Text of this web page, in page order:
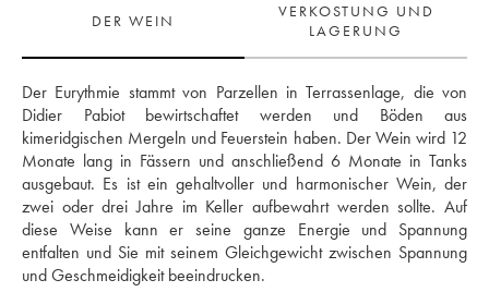
DER WEIN
VERKOSTUNG UND
LAGERUNG
Der Eurythmie stammt von Parzellen in Terrassenlage, die von
Didier Pabiot bewirtschaftet werden und Böden aus
kimeridgischen Mergeln und Feuerstein haben. Der Wein wird 12
Monate lang in Fässern und anschließend 6 Monate in Tanks
ausgebaut. Es ist ein gehaltvoller und harmonischer Wein, der
zwei oder drei Jahre im Keller aufbewahrt werden sollte. Auf
diese Weise kann er seine ganze Energie und Spannung
entfalten und Sie mit seinem Gleichgewicht zwischen Spannung
und Geschmeidigkeit beeindrucken.